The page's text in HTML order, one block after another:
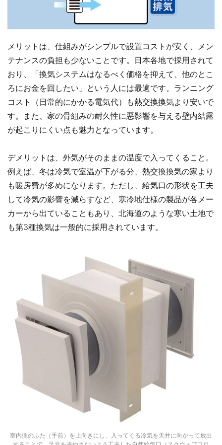
メリットは、仕組みがシンプルで設置コストが安く、メン
テナンスの負担も少ないことです。日本各地で採用されて
おり、「換気システムはなるべく価格を抑えて、他のとこ
ろにお金を回したい」という人には最適です。ランニング
コスト（日常的にかかる電気代）も熱交換換気より安いで
す。また、家の骨組みの耐久性に悪影響を与える壁内結露
が起こりにくい点も魅力となっています。
デメリットは、外気がそのままの温度で入ってくること。
例えば、冬は冷気で室温が下がる分、熱交換換気の家より
も暖房費が多めになります。ただし、給気口の形状を工夫
して冷気の影響を減らすなど、寒冷地仕様の製品が各メー
カーから出ていることもあり、北海道のような寒い土地で
も第3種換気は一般的に採用されています。
室内側のふた（手前）を上向きにし、入ってくる冷気を天井に向かって放出